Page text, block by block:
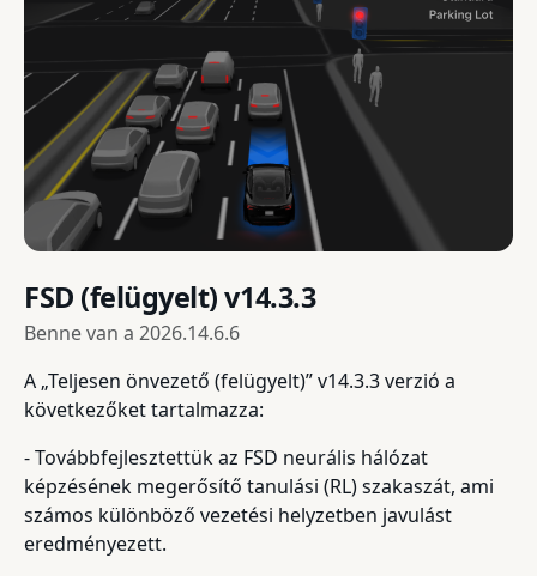
FSD (felügyelt) v14.3.3
Benne van a 2026.14.6.6
A „Teljesen önvezető (felügyelt)” v14.3.3 verzió a
következőket tartalmazza:
- Továbbfejlesztettük az FSD neurális hálózat
képzésének megerősítő tanulási (RL) szakaszát, ami
számos különböző vezetési helyzetben javulást
eredményezett.